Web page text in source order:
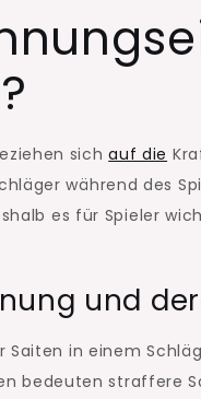
sichauf die
während des
es für Spieler
und
in einem
bedeuten straffere